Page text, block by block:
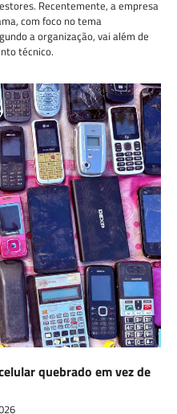
Recentemente, a empresa
com foco no tema
a organização, vai além de
técnico.
quebrado em vez de